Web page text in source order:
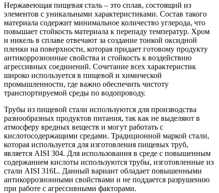
Нержавеющая пищевая сталь – это сплав, состоящий из
элементов с уникальными характеристиками. Состав такого
материала содержит минимальное количество углерода, что
повышает стойкость материала к перепаду температур. Хром
и никель в сплаве отвечают за создание тонкой оксидной
пленки на поверхности, которая придает готовому продукту
антикоррозионные свойства и стойкость к воздействию
агрессивных соединений. Сочетание всех характеристик
широко используется в пищевой и химической
промышленности, где важно обеспечить чистоту
транспортируемой среды по водопроводу.
Трубы из пищевой стали используются для производства
разнообразных продуктов питания, так как не выделяют в
атмосферу вредных веществ и могут работать с
кислотосодержащими средами. Традиционной маркой стали,
которая используется для изготовления пищевых труб,
является AISI 304. Для использования в среде с повышенным
содержанием кислоты используются трубы, изготовленные из
стали AISI 316L. Данный вариант обладает повышенными
антикоррозионными свойствами и не поддается разрушению
при работе с агрессивными факторами.